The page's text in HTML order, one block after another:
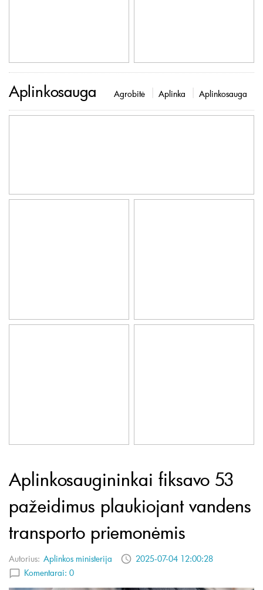
Aplinkosauga Agrobitė Aplinka Aplinkosauga
Aplinkosaugininkai fiksavo 53
pažeidimus plaukiojant vandens
transporto priemonėmis
Autorius: Aplinkos ministerija
2025-07-04 12:00:28
Komentarai: 0